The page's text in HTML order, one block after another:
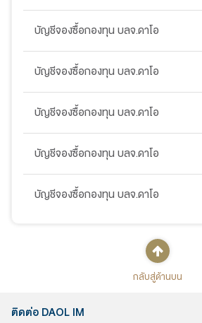
บัญชีจองซื้อกองทุน บลจ.ดาโอ
บัญชีจองซื้อกองทุน บลจ.ดาโอ
บัญชีจองซื้อกองทุน บลจ.ดาโอ
บัญชีจองซื้อกองทุน บลจ.ดาโอ
บัญชีจองซื้อกองทุน บลจ.ดาโอ
กลับสู่ด้านบน
ติดต่อ DAOL IM